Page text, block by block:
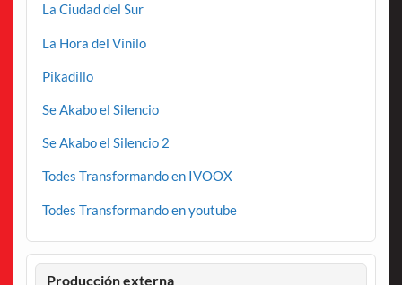
La Ciudad del Sur
La Hora del Vinilo
Pikadillo
Se Akabo el Silencio
Se Akabo el Silencio 2
Todes Transformando en IVOOX
Todes Transformando en youtube
Producción externa